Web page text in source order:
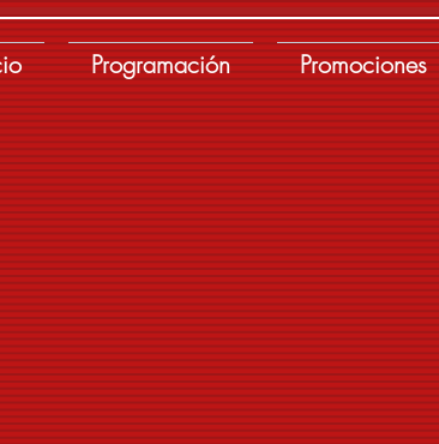
Programación Promociones